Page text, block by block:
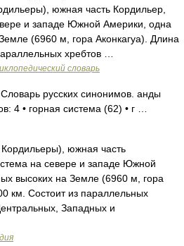
южная часть Кордильер,
и западе Южной Америки, одна
(6960 м, гора Аконкагуа). Длина
хребтов …
словарь
русских синонимов. анды
4 • горная система (62) • г …
южная часть
на севере и западе Южной
высоких на Земле (6960 м, гора
км. Состоит из параллельных
Западных и